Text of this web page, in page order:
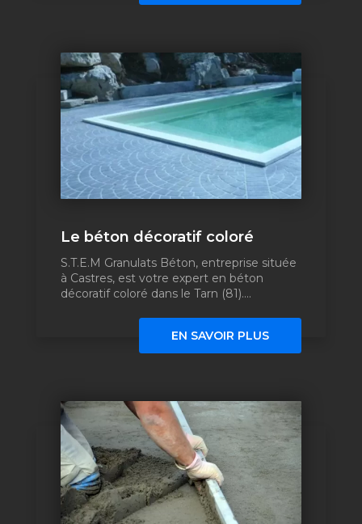
Le béton décoratif coloré
S.T.E.M Granulats Béton, entreprise située
à Castres, est votre expert en béton
décoratif coloré dans le Tarn (81)....
EN SAVOIR PLUS